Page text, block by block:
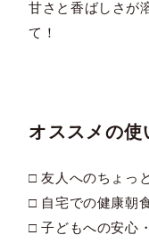
甘さと香ばしさが
て！
オススメの使
□ 友人へのちょっ
□ 自宅での健康朝
□ 子どもへの安心